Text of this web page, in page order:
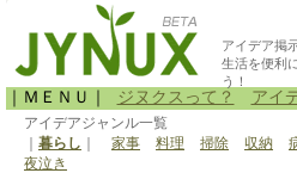
アイデア掲
生活を便利
う！
｜ＭＥＮＵ｜ ジヌクスって？ アイ
アイデアジャンル一覧
暮らし 家事 料理 掃除 収納
夜泣き